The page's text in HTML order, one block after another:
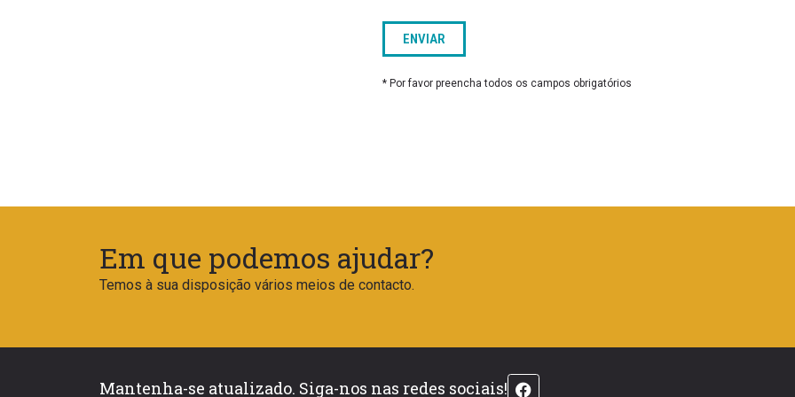
* Por favor preencha todos os campos obrigatórios
Em que podemos ajudar?
Temos à sua disposição vários meios de contacto.
Mantenha-se atualizado. Siga-nos nas redes sociais!